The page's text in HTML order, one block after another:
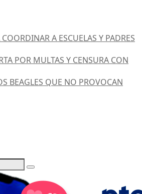
A ESCUELAS Y PADRES
POR MULTAS Y CENSURA CON
BEAGLES QUE NO PROVOCAN